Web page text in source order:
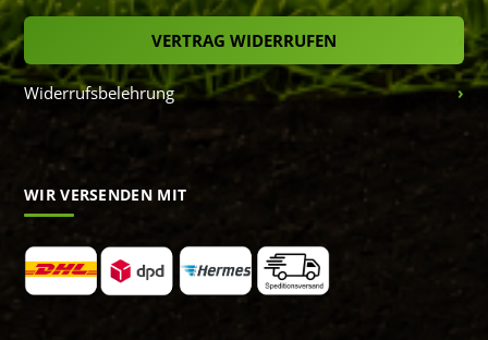
VERTRAG WIDERRUFEN
Widerrufsbelehrung
WIR VERSENDEN MIT